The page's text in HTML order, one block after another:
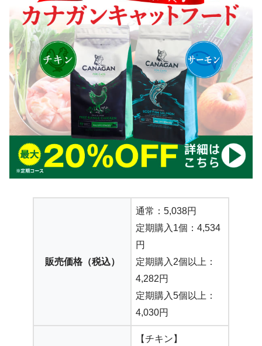
販売価格（税込）
通常：5,038円
定期購入1個：4,534
円
定期購入2個以上：
4,282円
定期購入5個以上：
4,030円
【チキン】